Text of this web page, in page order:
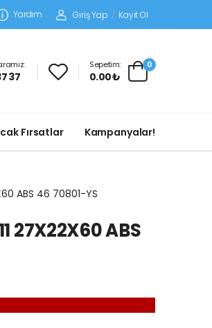
Yardım Giriş Yap / Kayıt Ol
37
Sepetim:
0.00 ₺
0
Fırsatlar Kampanyalar!
ABS 46 70801-YS
27X22X60 ABS